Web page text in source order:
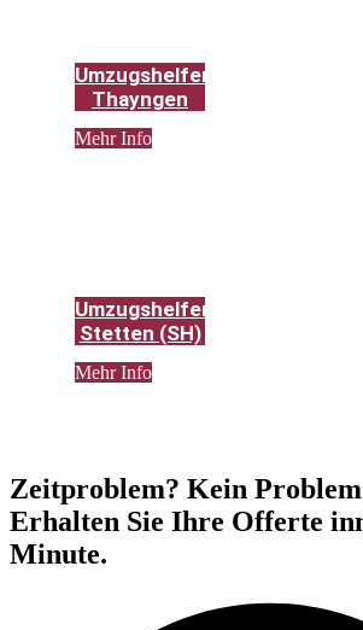
Umzugshelfer
Thayngen
Mehr Info
Umzugshelfer
Stetten (SH)
Mehr Info
Zeitproblem? Kein
Erhalten Sie Ihre Offerte
Minute.